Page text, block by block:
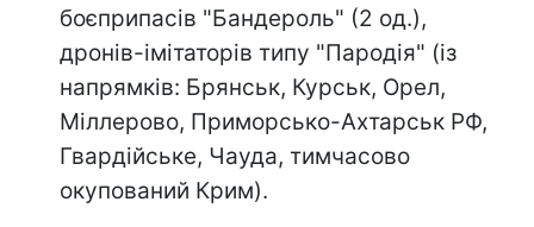
боєприпасів "Бандероль" (2 од.),
дронів-імітаторів типу "Пародія" (із
напрямків: Брянськ, Курськ, Орел,
Міллерово, Приморсько-Ахтарськ РФ,
Гвардійське, Чауда, тимчасово
окупований Крим).